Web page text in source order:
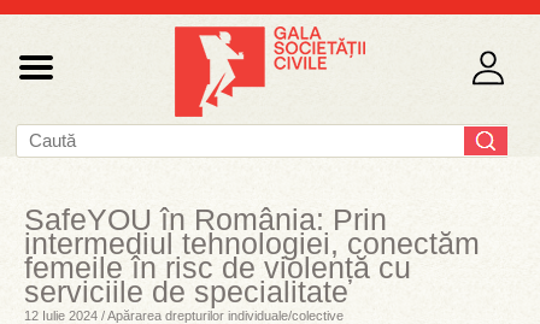
SafeYOU în România: Prin
intermediul tehnologiei, conectăm
femeile în risc de violență cu
serviciile de specialitate
12 Iulie 2024 / Apărarea drepturilor individuale/colective